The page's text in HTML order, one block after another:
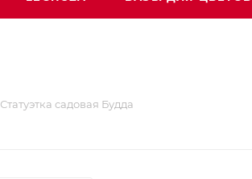
Статуэтка садовая Будда